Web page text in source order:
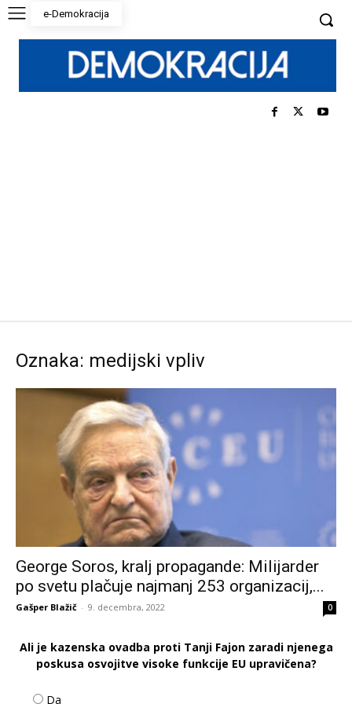
e-Demokracija
Oznaka: medijski vpliv
George Soros, kralj propagande: Milijarder
po svetu plačuje najmanj 253 organizacij,...
Gašper Blažič - 9. decembra, 2022 0
Ali je kazenska ovadba proti Tanji Fajon zaradi njenega
poskusa osvojitve visoke funkcije EU upravičena?
Da